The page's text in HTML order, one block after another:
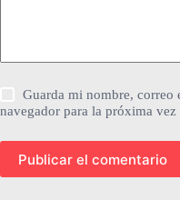
Guarda mi nombre, correo
navegador para la próxima vez
Publicar el comentario